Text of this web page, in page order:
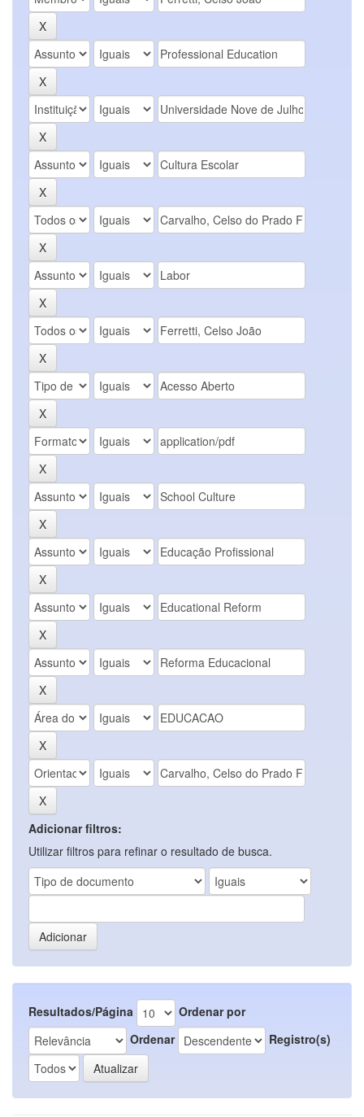
Adicionar filtros:
Utilizar filtros para refinar o resultado de busca.
Resultados/Página
Ordenar por
Ordenar
Registro(s)